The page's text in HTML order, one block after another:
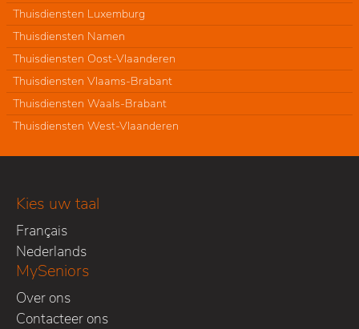
Thuisdiensten Luxemburg
Thuisdiensten Namen
Thuisdiensten Oost-Vlaanderen
Thuisdiensten Vlaams-Brabant
Thuisdiensten Waals-Brabant
Thuisdiensten West-Vlaanderen
Kies uw taal
Français
Nederlands
MySeniors
Over ons
Contacteer ons